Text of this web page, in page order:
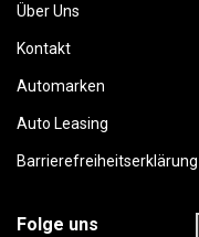
Über Uns
Kontakt
Automarken
Auto Leasing
Barrierefreiheitserklärung
Folge uns